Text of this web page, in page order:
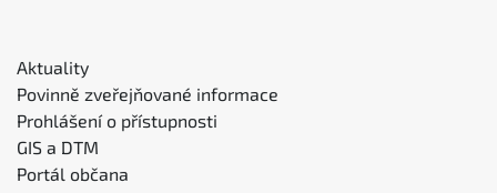
Aktuality
Povinně zveřejňované informace
Prohlášení o přístupnosti
GIS a DTM
Portál občana